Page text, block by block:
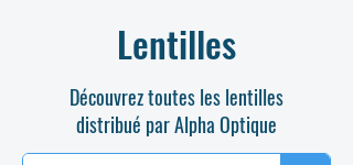
Lentilles
Découvrez toutes les lentilles
distribué par Alpha Optique